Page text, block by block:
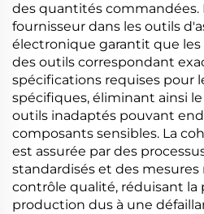
des quantités commandées.
fournisseur dans les outils
électronique garantit que
des outils correspondant
spécifications requises pour
spécifiques, éliminant ainsi
outils inadaptés pouvant
composants sensibles. La
est assurée par des
standardisés et des mesures
contrôle qualité, réduisant la
production dus à une